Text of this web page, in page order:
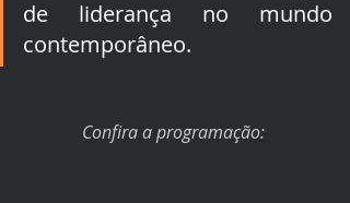
de liderança no mundo
contemporâneo.
Confira a programação: